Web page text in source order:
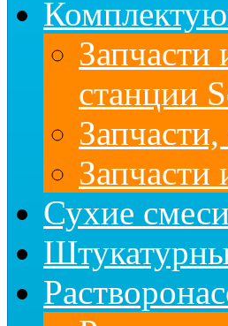
станции
Сухие